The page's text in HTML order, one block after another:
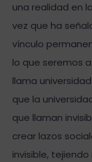
una realidad en
vez que ha
vínculo
lo que seremos
llama
que la
que llaman
crear lazos
invisible,